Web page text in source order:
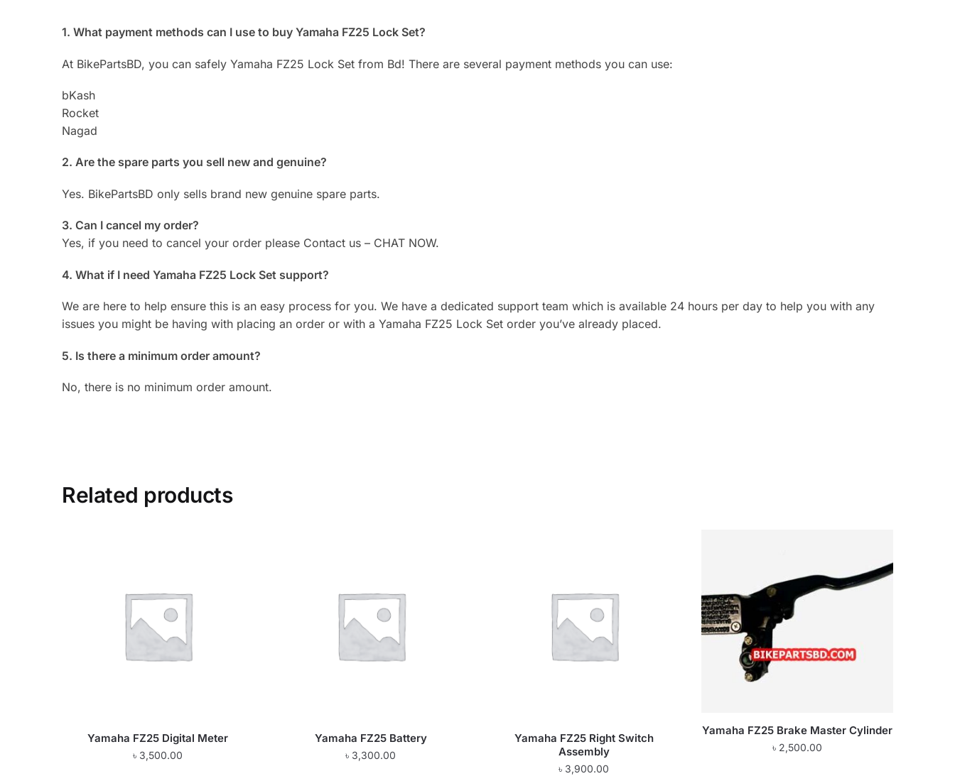
1. What payment methods can I use to buy Yamaha FZ25 Lock Set?
At BikePartsBD, you can safely Yamaha FZ25 Lock Set from Bd! There are several payment methods you can use:
bKash
Rocket
Nagad
2. Are the spare parts you sell new and genuine?
Yes. BikePartsBD only sells brand new genuine spare parts.
3. Can I cancel my order?
Yes, if you need to cancel your order please Contact us – CHAT NOW.
4. What if I need Yamaha FZ25 Lock Set support?
We are here to help ensure this is an easy process for you. We have a dedicated support team which is available 24 hours per day to help you with any
issues you might be having with placing an order or with a Yamaha FZ25 Lock Set order you’ve already placed.
5. Is there a minimum order amount?
No, there is no minimum order amount.
Related products
Yamaha FZ25 Digital Meter
৳ 3,500.00
Yamaha FZ25 Battery
৳ 3,300.00
Yamaha FZ25 Right Switch
Assembly
৳ 3,900.00
Yamaha FZ25 Brake Master Cylinder
৳ 2,500.00